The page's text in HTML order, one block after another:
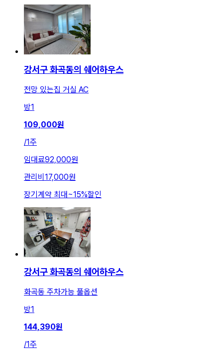
강서구 화곡동의 쉐어하우스
전망 있는집 거실 AC
방1
109,000원
/1주
임대료92,000원
관리비 17,000원
장기계약 최대~15%할인
강서구 화곡동의 쉐어하우스
화곡동 주차가능 풀옵션
방1
144,390원
/1주